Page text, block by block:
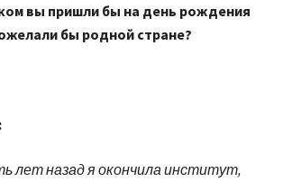
вы пришли бы на день рождения
бы родной стране?
лет назад я окончила институт,